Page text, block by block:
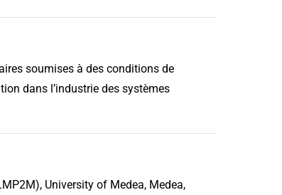
soumises à des conditions de
dans l’industrie des systèmes
University of Medea, Medea,